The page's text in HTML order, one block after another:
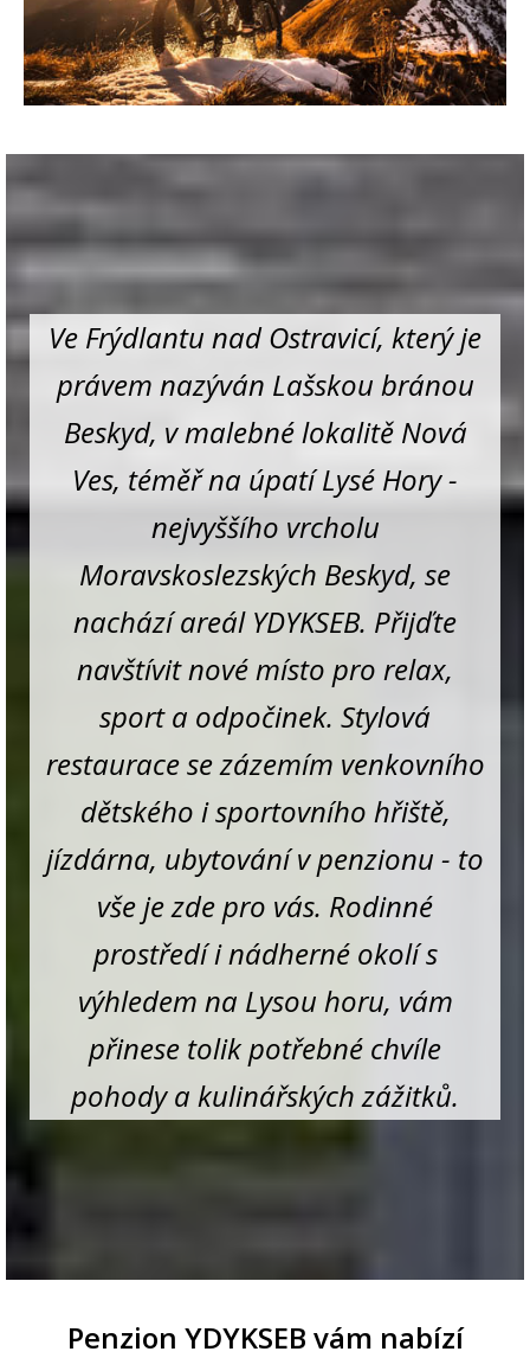
Ve Frýdlantu nad Ostravicí, který je
právem nazýván Lašskou bránou
Beskyd, v malebné lokalitě Nová
Ves, téměř na úpatí Lysé Hory -
nejvyššího vrcholu
Moravskoslezských Beskyd, se
nachází areál YDYKSEB. Přijďte
navštívit nové místo pro relax,
sport a odpočinek. Stylová
restaurace se zázemím venkovního
dětského i sportovního hřiště,
jízdárna, ubytování v penzionu - to
vše je zde pro vás. Rodinné
prostředí i nádherné okolí s
výhledem na Lysou horu, vám
přinese tolik potřebné chvíle
pohody a kulinářských zážitků.
Penzion YDYKSEB vám nabízí